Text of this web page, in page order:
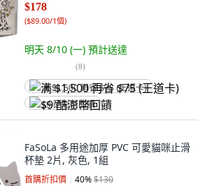
$178
($89.00/1個)
明天 8/10 (一) 預計送達
(8)
满 $1,500 再省 $75 (王道卡)
$9 酷澎幣回饋
FaSoLa 多用途加厚 PVC 可愛貓咪止滑
杯墊 2片, 灰色, 1組
首購折扣價 40%$130